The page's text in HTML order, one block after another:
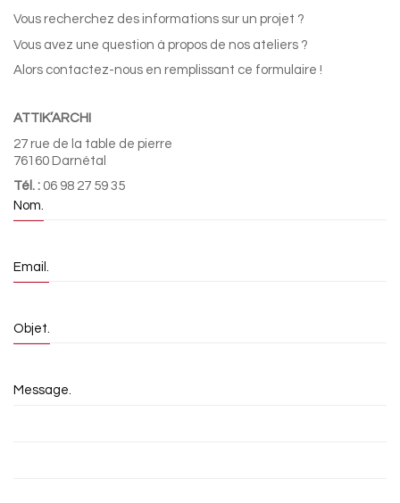
Vous recherchez des informations sur un projet ?
Vous avez une question à propos de nos ateliers ?
Alors contactez-nous en remplissant ce formulaire !
ATTIK’ARCHI
27 rue de la table de pierre
76160 Darnétal
Tél. : 06 98 27 59 35
Nom.
Email.
Objet.
Message.